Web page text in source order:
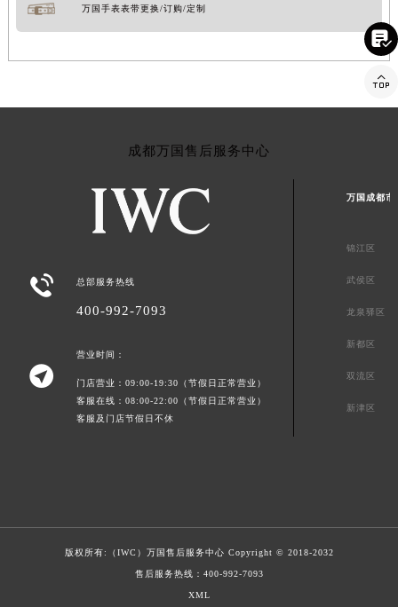
万国手表表带更换/订购/定制
成都万国售后服务中心
 总部服务热线
400-992-7093

营业时间：
门店营业：09:00-19:30（节假日正常营业）
客服在线：08:00-22:00（节假日正常营业）
客服及门店节假日不休
万国成都市
锦江区
武侯区
龙泉驿区
新都区
双流区
新津区
版权所有:（IWC） 万国售后服务中心 Copyright © 2018-2032
售后服务热线： 400-992-7093
XML

